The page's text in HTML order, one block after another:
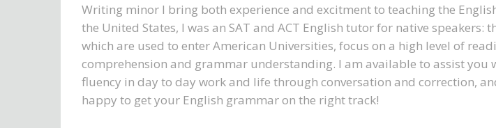
Writing minor I bring both experience and excitment to teaching the
the United States, I was an SAT and ACT English tutor for native speakers:
which are used to enter American Universities, focus on a high level of
comprehension and grammar understanding. I am available to assist you
fluency in day to day work and life through conversation and correction,
happy to get your English grammar on the right track!